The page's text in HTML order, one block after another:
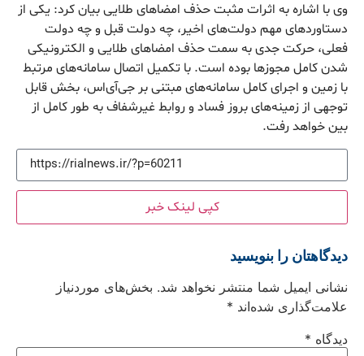
وی با اشاره به اثرات مثبت حذف امضاهای طلایی بیان کرد: یکی از
دستاوردهای مهم دولت‌های اخیر، چه دولت قبل و چه دولت
فعلی، حرکت جدی به سمت حذف امضاهای طلایی و الکترونیکی
شدن کامل مجوزها بوده است. با تکمیل اتصال سامانه‌های مرتبط
با زمین و اجرای کامل سامانه‌های مبتنی بر جی‌آی‌اس، بخش قابل
توجهی از زمینه‌های بروز فساد و روابط غیرشفاف به طور کامل از
بین خواهد رفت.
کپی لینک خبر
دیدگاهتان را بنویسید
نشانی ایمیل شما منتشر نخواهد شد. بخش‌های موردنیاز
علامت‌گذاری شده‌اند *
دیدگاه *